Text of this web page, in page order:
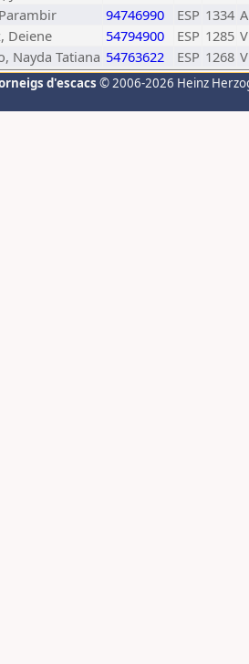
94746990 ESP 1334
Deiene 54794900 ESP 1285
Nayda Tatiana 54763622 ESP 1268
d'escacs © 2006-2026 Heinz